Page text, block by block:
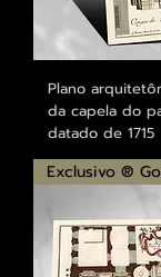
Plano
da capela do
datado de 1715
Exclusivo ®